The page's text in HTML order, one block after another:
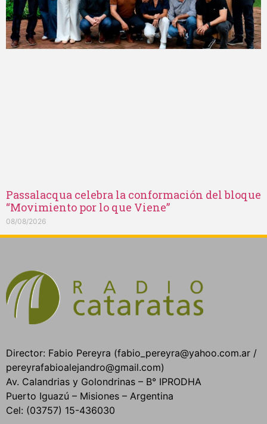
Passalacqua celebra la conformación del bloque
“Movimiento por lo que Viene”
08/08/2026
Director: Fabio Pereyra (fabio_pereyra@yahoo.com.ar /
pereyrafabioalejandro@gmail.com)
Av. Calandrias y Golondrinas – B° IPRODHA
Puerto Iguazú – Misiones – Argentina
Cel: (03757) 15-436030